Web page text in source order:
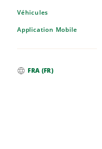
Véhicules
Application Mobile
FRA (FR)